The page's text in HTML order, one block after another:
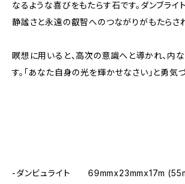
なるような喜びをもたらす石です。ダンブライ
静謐さと永遠の叡智へのつながりがもたらされ
瞑想に用いると、高次の意識へと導かれ、内
す。「あなた自身の光を輝かせなさい」と勇気
-ダンビュライト 69mmx23mmx17m